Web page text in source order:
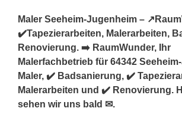
Maler Seeheim-Jugenheim –
✔️Tapezierarbeiten, Malerarbeiten,
Renovierung. ➡️ RaumWunder, Ihr
Malerfachbetrieb für 64342
Maler, ✔️ Badsanierung, ✔️
Malerarbeiten und ✔️ Renovierung.
sehen wir uns bald ✉.